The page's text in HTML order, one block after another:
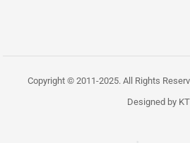
Copyright © 2011-2025. All Rights
Designed by KT